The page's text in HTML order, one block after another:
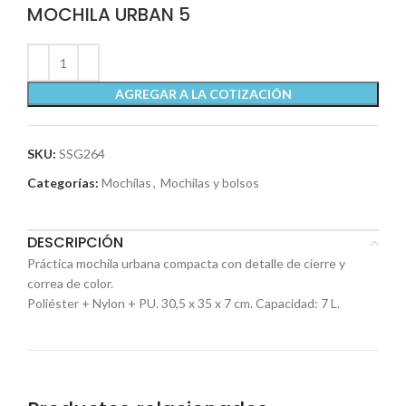
MOCHILA URBAN 5
AGREGAR A LA COTIZACIÓN
SKU: SSG264
Categorías: Mochilas, Mochilas y bolsos
DESCRIPCIÓN
Práctica mochila urbana compacta con detalle de cierre y
correa de color.
Poliéster + Nylon + PU. 30,5 x 35 x 7 cm. Capacidad: 7 L.